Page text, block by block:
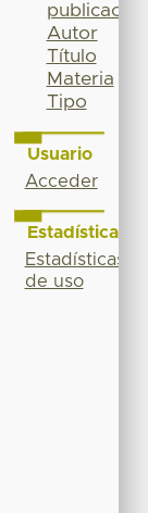
publicación
Autor
Título
Materia
Tipo
Usuario
Acceder
Estadísticas
Estadísticas
de uso